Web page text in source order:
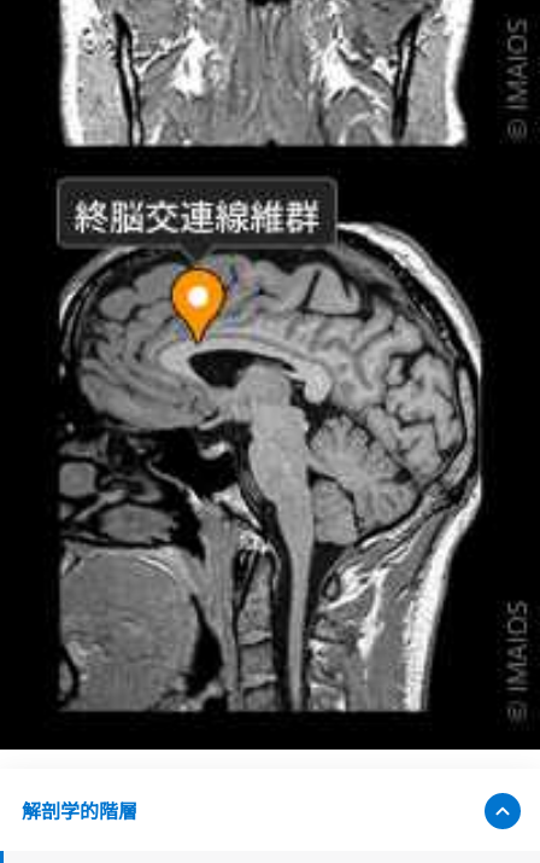
解剖学的階層